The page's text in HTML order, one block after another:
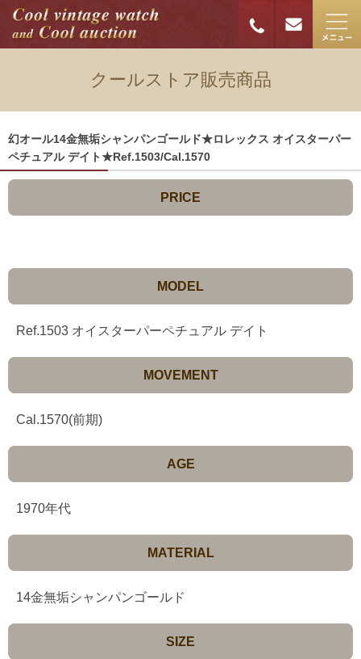
クールストア販売商品
幻オール14金無垢シャンパンゴールド★ロレックス オイスターパー
ペチュアル デイト★Ref.1503/Cal.1570
PRICE
MODEL
Ref.1503 オイスターパーペチュアル デイト
MOVEMENT
Cal.1570(前期)
AGE
1970年代
MATERIAL
14金無垢シャンパンゴールド
SIZE